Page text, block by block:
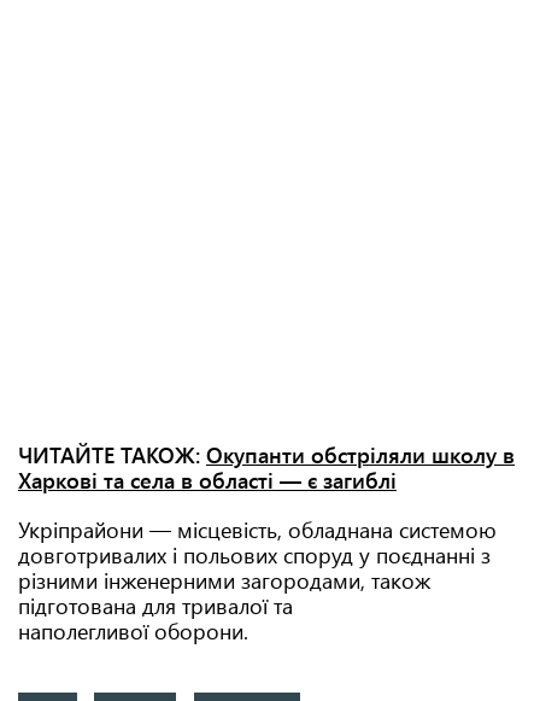
ЧИТАЙТЕ ТАКОЖ: Окупанти обстріляли школу в
Харкові та села в області — є загиблі
Укріпрайони — місцевість, обладнана системою
довготривалих і польових споруд у поєднанні з
різними інженерними загородами, також
підготована для тривалої та
наполегливої оборони.